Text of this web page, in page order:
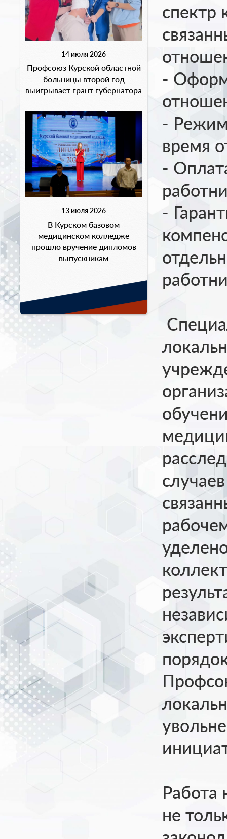
14 июля 2026
Профсоюз Курской областной
больницы второй год
выигрывает грант губернатора
13 июля 2026
В Курском базовом
медицинском колледже
прошло вручение дипломов
выпускникам
спектр
-
-
время
-
-
Работа
не